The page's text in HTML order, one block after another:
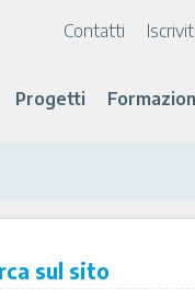
Contatti
Progetti
sul sito